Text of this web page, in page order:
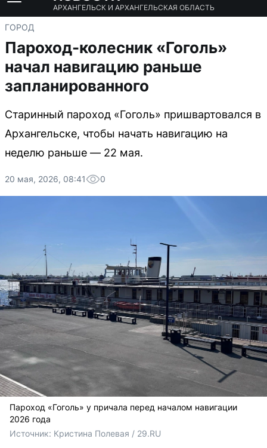
АРХАНГЕЛЬСК И АРХАНГЕЛЬСКАЯ ОБЛАСТЬ
ГОРОД
Пароход-колесник «Гоголь»
начал навигацию раньше
запланированного
Старинный пароход «Гоголь» пришвартовался в
Архангельске, чтобы начать навигацию на
неделю раньше — 22 мая.
20 мая, 2026, 08:41 0
Пароход «Гоголь» у причала перед началом навигации
2026 года
Источник: Кристина Полевая / 29.RU